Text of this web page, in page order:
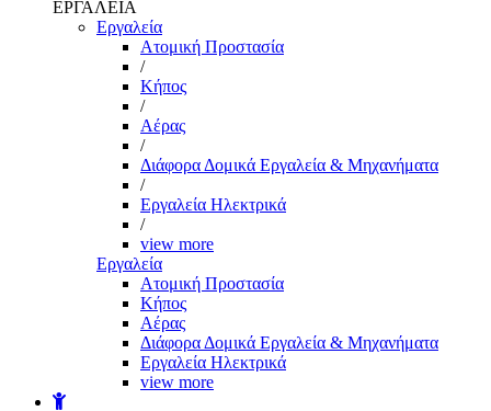
ΕΡΓΑΛΕΙΑ
Εργαλεία
Aτομική Προστασία
/
Kήπος
/
Αέρας
/
Διάφορα Δομικά Εργαλεία & Μηχανήματα
/
Εργαλεία Ηλεκτρικά
/
view more
Εργαλεία
Aτομική Προστασία
Kήπος
Αέρας
Διάφορα Δομικά Εργαλεία & Μηχανήματα
Εργαλεία Ηλεκτρικά
view more